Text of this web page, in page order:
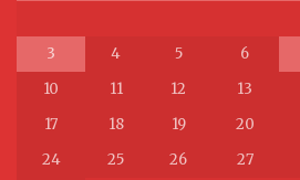
3
4 5 6
10
11 12 13
17
18 19 20
24
25 26 27